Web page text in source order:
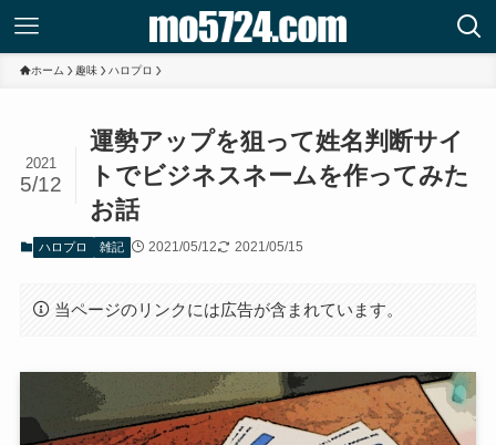
ホーム 趣味 ハロプロ
運勢アップを狙って姓名判断サイ
トでビジネスネームを作ってみた
お話
2021
5/12
ハロプロ 雑記 2021/05/12 2021/05/15
当ページのリンクには広告が含まれています。